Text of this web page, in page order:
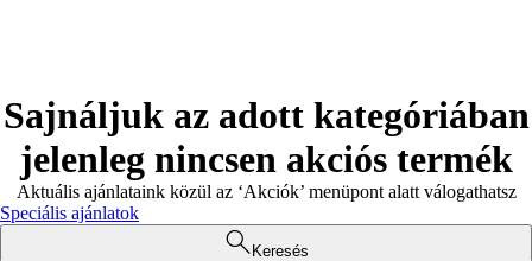
Sajnáljuk az adott kategóriában
jelenleg nincsen akciós termék
Aktuális ajánlataink közül az ‘Akciók’ menüpont alatt válogathatsz
Speciális ajánlatok
Keresés